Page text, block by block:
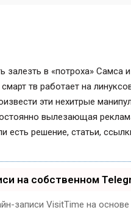
залезть в «потроха» Самса
тв работает на
эти нехитрые
вылезающая
есть решение, статьи,
на собственном
записи VisitTime на